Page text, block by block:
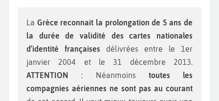
La Grèce reconnait la prolongation de 5 ans de
la durée de validité des cartes nationales
d’identité françaises délivrées entre le 1er
janvier 2004 et le 31 décembre 2013.
ATTENTION : Néanmoins toutes les
compagnies aériennes ne sont pas au courant